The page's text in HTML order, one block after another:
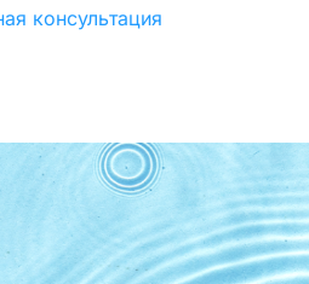
консультация